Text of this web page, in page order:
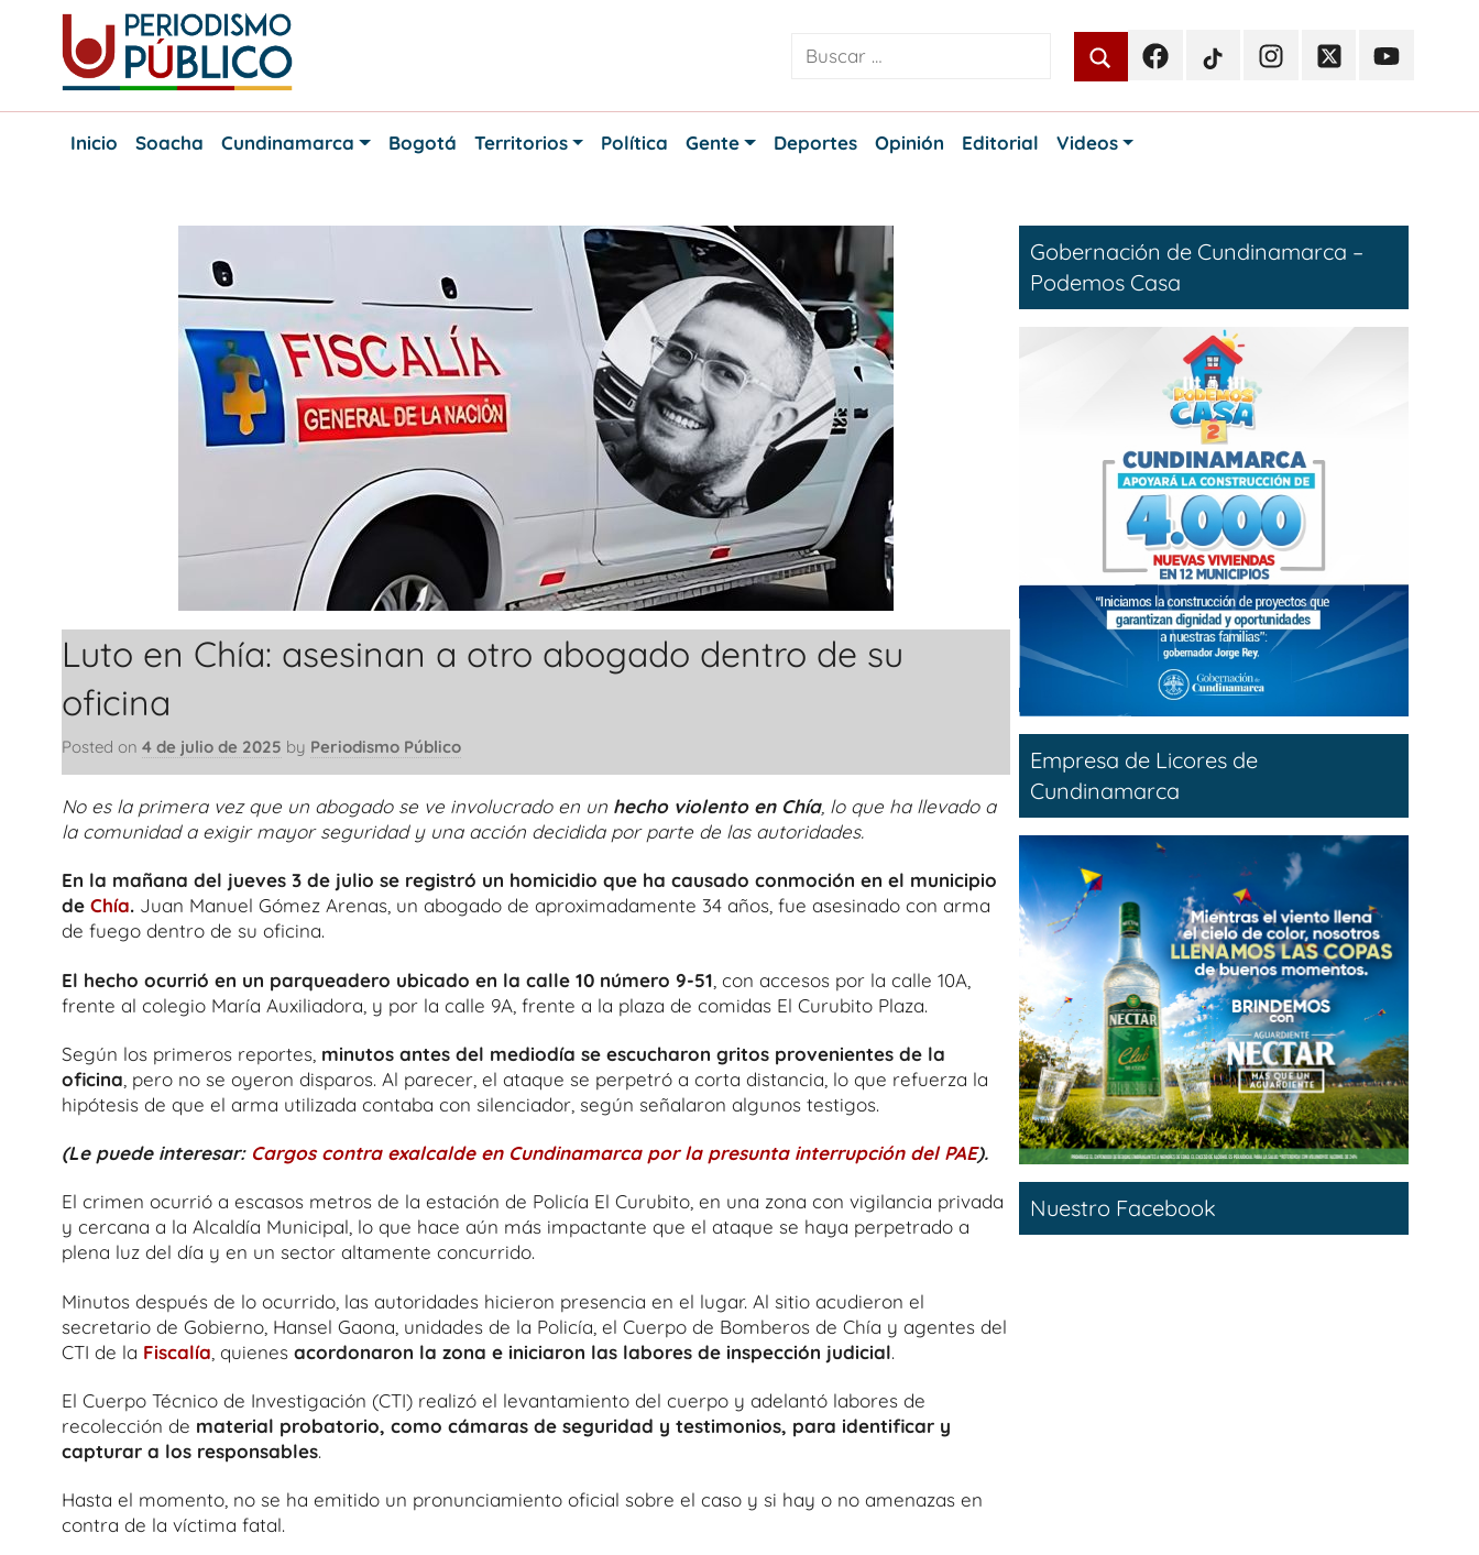
content
Periodismo
Noticias
FacebookTikTokInstagramTwitterYoutube
Inicio
Soacha Cundinamarca Bogotá Territorios Política Gente Deportes Opinión Editorial Videos
Luto en Chía: asesinan a otro abogado dentro de su
oficina
Posted on 4 de julio de 2025 by Periodismo Público
No es la primera vez que un abogado se ve involucrado en un hecho violento en Chía, lo que ha llevado a
la comunidad a exigir mayor seguridad y una acción decidida por parte de las autoridades.
En la mañana del jueves 3 de julio se registró un homicidio que ha causado conmoción en el municipio
de Chía. Juan Manuel Gómez Arenas, un abogado de aproximadamente 34 años, fue asesinado con arma
de fuego dentro de su oficina.
El hecho ocurrió en un parqueadero ubicado en la calle 10 número 9-51 , con accesos por la calle 10A,
frente al colegio María Auxiliadora, y por la calle 9A, frente a la plaza de comidas El Curubito Plaza.
Según los primeros reportes, minutos antes del mediodía se escucharon gritos provenientes de la
oficina , pero no se oyeron disparos. Al parecer, el ataque se perpetró a corta distancia, lo que refuerza la
hipótesis de que el arma utilizada contaba con silenciador, según señalaron algunos testigos.
(Le puede interesar: Cargos contra exalcalde en Cundinamarca por la presunta interrupción del PAE).
El crimen ocurrió a escasos metros de la estación de Policía El Curubito, en una zona con vigilancia privada
y cercana a la Alcaldía Municipal, lo que hace aún más impactante que el ataque se haya perpetrado a
plena luz del día y en un sector altamente concurrido.
Minutos después de lo ocurrido, las autoridades hicieron presencia en el lugar. Al sitio acudieron el
secretario de Gobierno, Hansel Gaona, unidades de la Policía, el Cuerpo de Bomberos de Chía y agentes del
CTI de la Fiscalía , quienes acordonaron la zona e iniciaron las labores de inspección judicial.
El Cuerpo Técnico de Investigación (CTI) realizó el levantamiento del cuerpo y adelantó labores de
recolección de material probatorio, como cámaras de seguridad y testimonios, para identificar y
capturar a los responsables.
Hasta el momento, no se ha emitido un pronunciamiento oficial sobre el caso y si hay o no amenazas en
contra de la víctima fatal.
Gobernación de Cundinamarca –
Podemos Casa
Empresa de Licores de
Cundinamarca
Nuestro Facebook